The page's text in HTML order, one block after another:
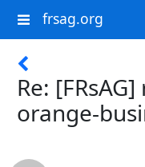
frsag.org
Re:
orange-